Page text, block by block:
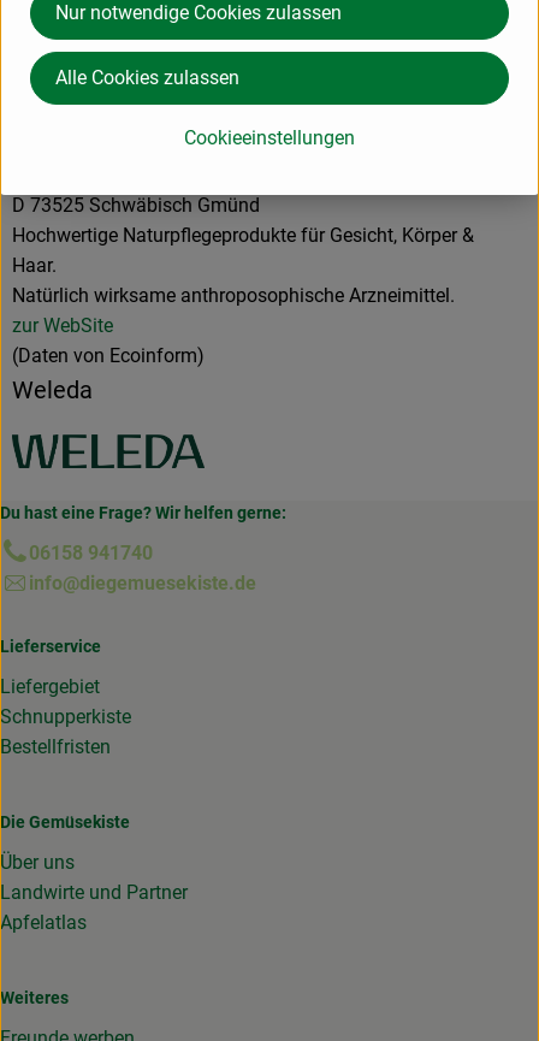
Schweiz
D 73525 Schwäbisch Gmünd
Hochwertige Naturpflegeprodukte für Gesicht, Körper &
Haar.
Natürlich wirksame anthroposophische Arzneimittel.
zur WebSite
(Daten von Ecoinform)
Weleda
Du hast eine Frage? Wir helfen gerne:
06158 941740
info@diegemuesekiste.de
Lieferservice
Liefergebiet
Schnupperkiste
Bestellfristen
Die Gemüsekiste
Über uns
Landwirte und Partner
Apfelatlas
Weiteres
Cookieeinstellungen
Nur notwendige Cookies zulassen
Alle Cookies zulassen